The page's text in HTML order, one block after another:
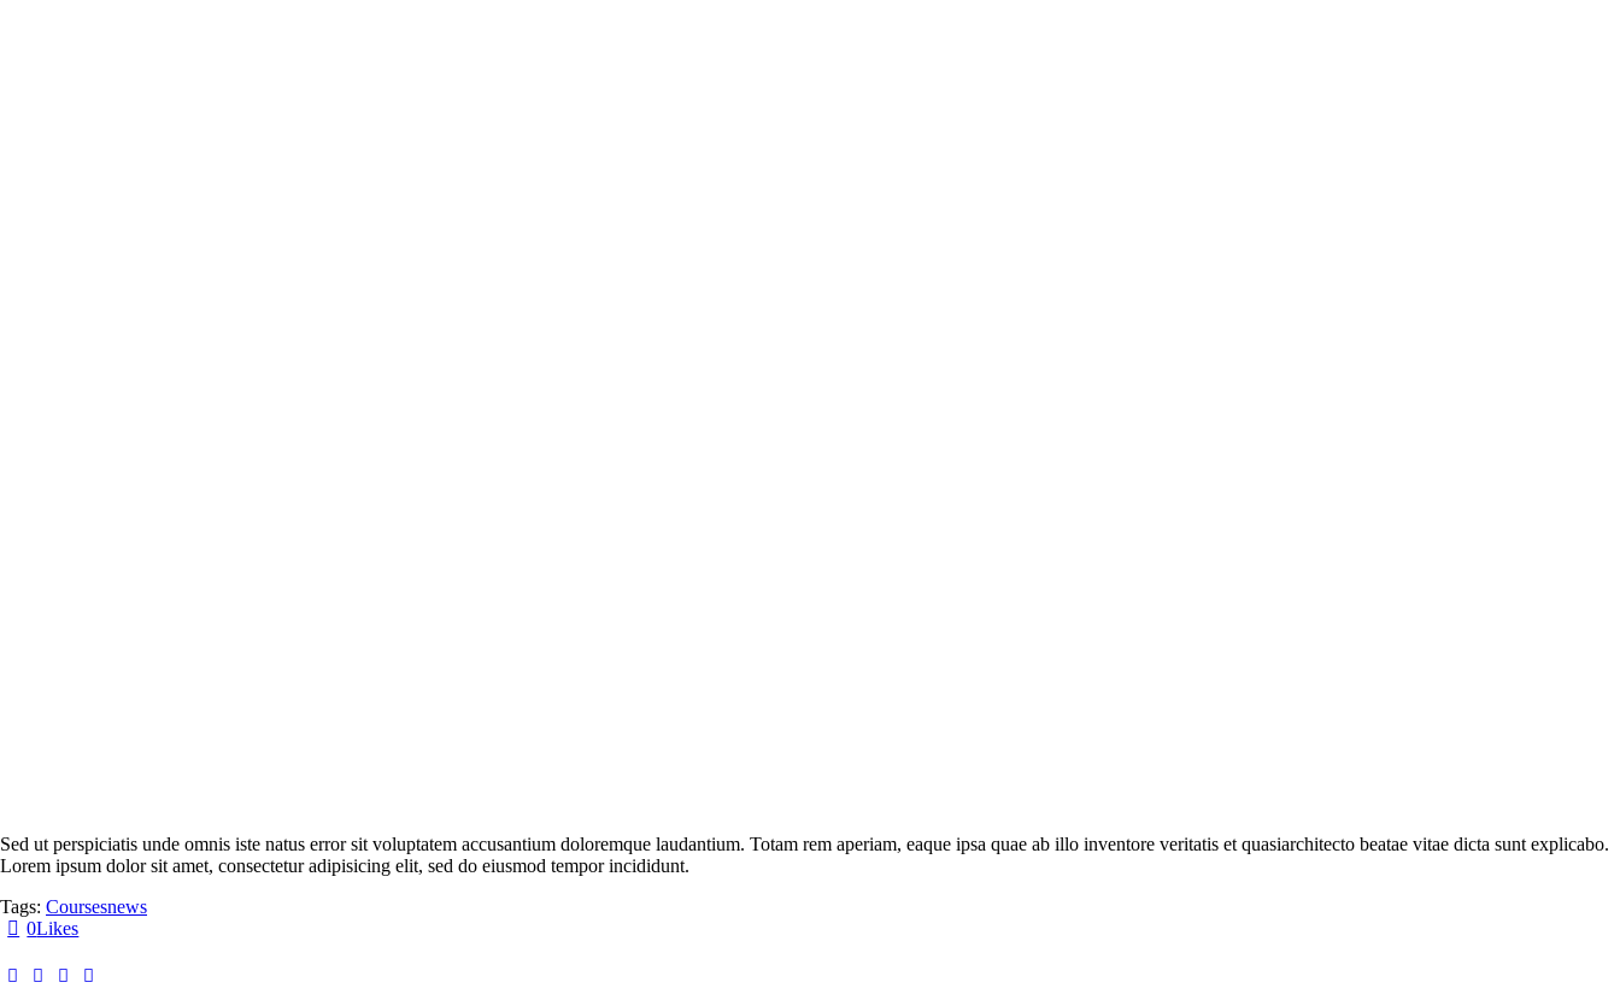
Sed ut perspiciatis unde omnis iste natus error sit voluptatem accusantium doloremque laudantium. Totam rem aperiam, eaque ipsa quae ab illo inventore veritatis et quasiarchitecto beatae vitae dicta sunt explicabo.
Lorem ipsum dolor sit amet, consectetur adipisicing elit, sed do eiusmod tempor incididunt.
Tags: Coursesnews
0Likes